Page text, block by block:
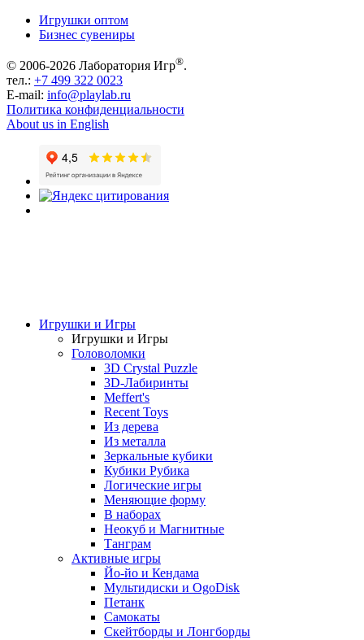
Игрушки оптом
Бизнес сувениры
© 2006-2026 Лаборатория Игр®.
тел.: +7 499 322 0023
E-mail: info@playlab.ru
Политика конфиденциальности
About us in English
Игрушки и Игры
Игрушки и Игры
Головоломки
3D Crystal Puzzle
3D-Лабиринты
Meffert's
Recent Toys
Из дерева
Из металла
Зеркальные кубики
Кубики Рубика
Логические игры
Меняющие форму
В наборах
Неокуб и Магнитные
Танграм
Активные игры
Йо-йо и Кендама
Мультидиски и OgoDisk
Петанк
Самокаты
Скейтборды и Лонгборды